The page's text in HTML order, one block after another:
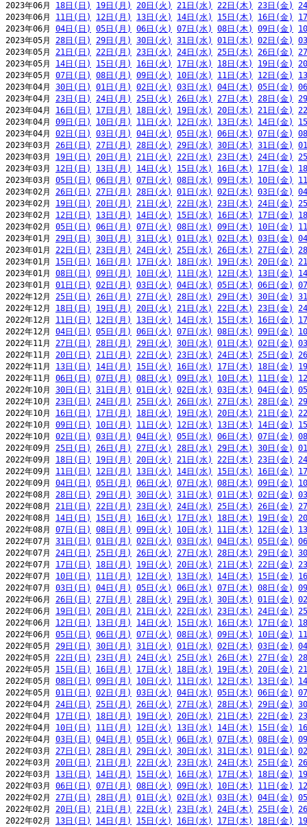
2023年06月 18日(日) 19日(月) 20日(火) 21日(水) 22日(木) 23日(金)
2023年06月 11日(日) 12日(月) 13日(火) 14日(水) 15日(木) 16日(金)
2023年06月 04日(日) 05日(月) 06日(火) 07日(水) 08日(木) 09日(金)
2023年05月 28日(日) 29日(月) 30日(火) 31日(水) 01日(木) 02日(金)
2023年05月 21日(日) 22日(月) 23日(火) 24日(水) 25日(木) 26日(金)
2023年05月 14日(日) 15日(月) 16日(火) 17日(水) 18日(木) 19日(金)
2023年05月 07日(日) 08日(月) 09日(火) 10日(水) 11日(木) 12日(金)
2023年04月 30日(日) 01日(月) 02日(火) 03日(水) 04日(木) 05日(金)
2023年04月 23日(日) 24日(月) 25日(火) 26日(水) 27日(木) 28日(金)
2023年04月 16日(日) 17日(月) 18日(火) 19日(水) 20日(木) 21日(金)
2023年04月 09日(日) 10日(月) 11日(火) 12日(水) 13日(木) 14日(金)
2023年04月 02日(日) 03日(月) 04日(火) 05日(水) 06日(木) 07日(金)
2023年03月 26日(日) 27日(月) 28日(火) 29日(水) 30日(木) 31日(金)
2023年03月 19日(日) 20日(月) 21日(火) 22日(水) 23日(木) 24日(金)
2023年03月 12日(日) 13日(月) 14日(火) 15日(水) 16日(木) 17日(金)
2023年03月 05日(日) 06日(月) 07日(火) 08日(水) 09日(木) 10日(金)
2023年02月 26日(日) 27日(月) 28日(火) 01日(水) 02日(木) 03日(金)
2023年02月 19日(日) 20日(月) 21日(火) 22日(水) 23日(木) 24日(金)
2023年02月 12日(日) 13日(月) 14日(火) 15日(水) 16日(木) 17日(金)
2023年02月 05日(日) 06日(月) 07日(火) 08日(水) 09日(木) 10日(金)
2023年01月 29日(日) 30日(月) 31日(火) 01日(水) 02日(木) 03日(金)
2023年01月 22日(日) 23日(月) 24日(火) 25日(水) 26日(木) 27日(金)
2023年01月 15日(日) 16日(月) 17日(火) 18日(水) 19日(木) 20日(金)
2023年01月 08日(日) 09日(月) 10日(火) 11日(水) 12日(木) 13日(金)
2023年01月 01日(日) 02日(月) 03日(火) 04日(水) 05日(木) 06日(金)
2022年12月 25日(日) 26日(月) 27日(火) 28日(水) 29日(木) 30日(金)
2022年12月 18日(日) 19日(月) 20日(火) 21日(水) 22日(木) 23日(金)
2022年12月 11日(日) 12日(月) 13日(火) 14日(水) 15日(木) 16日(金)
2022年12月 04日(日) 05日(月) 06日(火) 07日(水) 08日(木) 09日(金)
2022年11月 27日(日) 28日(月) 29日(火) 30日(水) 01日(木) 02日(金)
2022年11月 20日(日) 21日(月) 22日(火) 23日(水) 24日(木) 25日(金)
2022年11月 13日(日) 14日(月) 15日(火) 16日(水) 17日(木) 18日(金)
2022年11月 06日(日) 07日(月) 08日(火) 09日(水) 10日(木) 11日(金)
2022年10月 30日(日) 31日(月) 01日(火) 02日(水) 03日(木) 04日(金)
2022年10月 23日(日) 24日(月) 25日(火) 26日(水) 27日(木) 28日(金)
2022年10月 16日(日) 17日(月) 18日(火) 19日(水) 20日(木) 21日(金)
2022年10月 09日(日) 10日(月) 11日(火) 12日(水) 13日(木) 14日(金)
2022年10月 02日(日) 03日(月) 04日(火) 05日(水) 06日(木) 07日(金)
2022年09月 25日(日) 26日(月) 27日(火) 28日(水) 29日(木) 30日(金)
2022年09月 18日(日) 19日(月) 20日(火) 21日(水) 22日(木) 23日(金)
2022年09月 11日(日) 12日(月) 13日(火) 14日(水) 15日(木) 16日(金)
2022年09月 04日(日) 05日(月) 06日(火) 07日(水) 08日(木) 09日(金)
2022年08月 28日(日) 29日(月) 30日(火) 31日(水) 01日(木) 02日(金)
2022年08月 21日(日) 22日(月) 23日(火) 24日(水) 25日(木) 26日(金)
2022年08月 14日(日) 15日(月) 16日(火) 17日(水) 18日(木) 19日(金)
2022年08月 07日(日) 08日(月) 09日(火) 10日(水) 11日(木) 12日(金)
2022年07月 31日(日) 01日(月) 02日(火) 03日(水) 04日(木) 05日(金)
2022年07月 24日(日) 25日(月) 26日(火) 27日(水) 28日(木) 29日(金)
2022年07月 17日(日) 18日(月) 19日(火) 20日(水) 21日(木) 22日(金)
2022年07月 10日(日) 11日(月) 12日(火) 13日(水) 14日(木) 15日(金)
2022年07月 03日(日) 04日(月) 05日(火) 06日(水) 07日(木) 08日(金)
2022年06月 26日(日) 27日(月) 28日(火) 29日(水) 30日(木) 01日(金)
2022年06月 19日(日) 20日(月) 21日(火) 22日(水) 23日(木) 24日(金)
2022年06月 12日(日) 13日(月) 14日(火) 15日(水) 16日(木) 17日(金)
2022年06月 05日(日) 06日(月) 07日(火) 08日(水) 09日(木) 10日(金)
2022年05月 29日(日) 30日(月) 31日(火) 01日(水) 02日(木) 03日(金)
2022年05月 22日(日) 23日(月) 24日(火) 25日(水) 26日(木) 27日(金)
2022年05月 15日(日) 16日(月) 17日(火) 18日(水) 19日(木) 20日(金)
2022年05月 08日(日) 09日(月) 10日(火) 11日(水) 12日(木) 13日(金)
2022年05月 01日(日) 02日(月) 03日(火) 04日(水) 05日(木) 06日(金)
2022年04月 24日(日) 25日(月) 26日(火) 27日(水) 28日(木) 29日(金)
2022年04月 17日(日) 18日(月) 19日(火) 20日(水) 21日(木) 22日(金)
2022年04月 10日(日) 11日(月) 12日(火) 13日(水) 14日(木) 15日(金)
2022年04月 03日(日) 04日(月) 05日(火) 06日(水) 07日(木) 08日(金)
2022年03月 27日(日) 28日(月) 29日(火) 30日(水) 31日(木) 01日(金)
2022年03月 20日(日) 21日(月) 22日(火) 23日(水) 24日(木) 25日(金)
2022年03月 13日(日) 14日(月) 15日(火) 16日(水) 17日(木) 18日(金)
2022年03月 06日(日) 07日(月) 08日(火) 09日(水) 10日(木) 11日(金)
2022年02月 27日(日) 28日(月) 01日(火) 02日(水) 03日(木) 04日(金)
2022年02月 20日(日) 21日(月) 22日(火) 23日(水) 24日(木) 25日(金)
2022年02月 13日(日) 14日(月) 15日(火) 16日(水) 17日(木) 18日(金)